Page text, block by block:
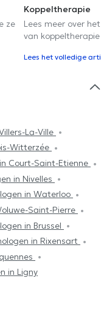
ze
Koppeltherapie
Lees meer over
van koppeltherapie
Lees het volledige
La-Ville
Witterzée
Court-Saint-Etienne
in Nivelles
in Waterloo
Saint-Pierre
in Brussel
in Rixensart
in Ligny